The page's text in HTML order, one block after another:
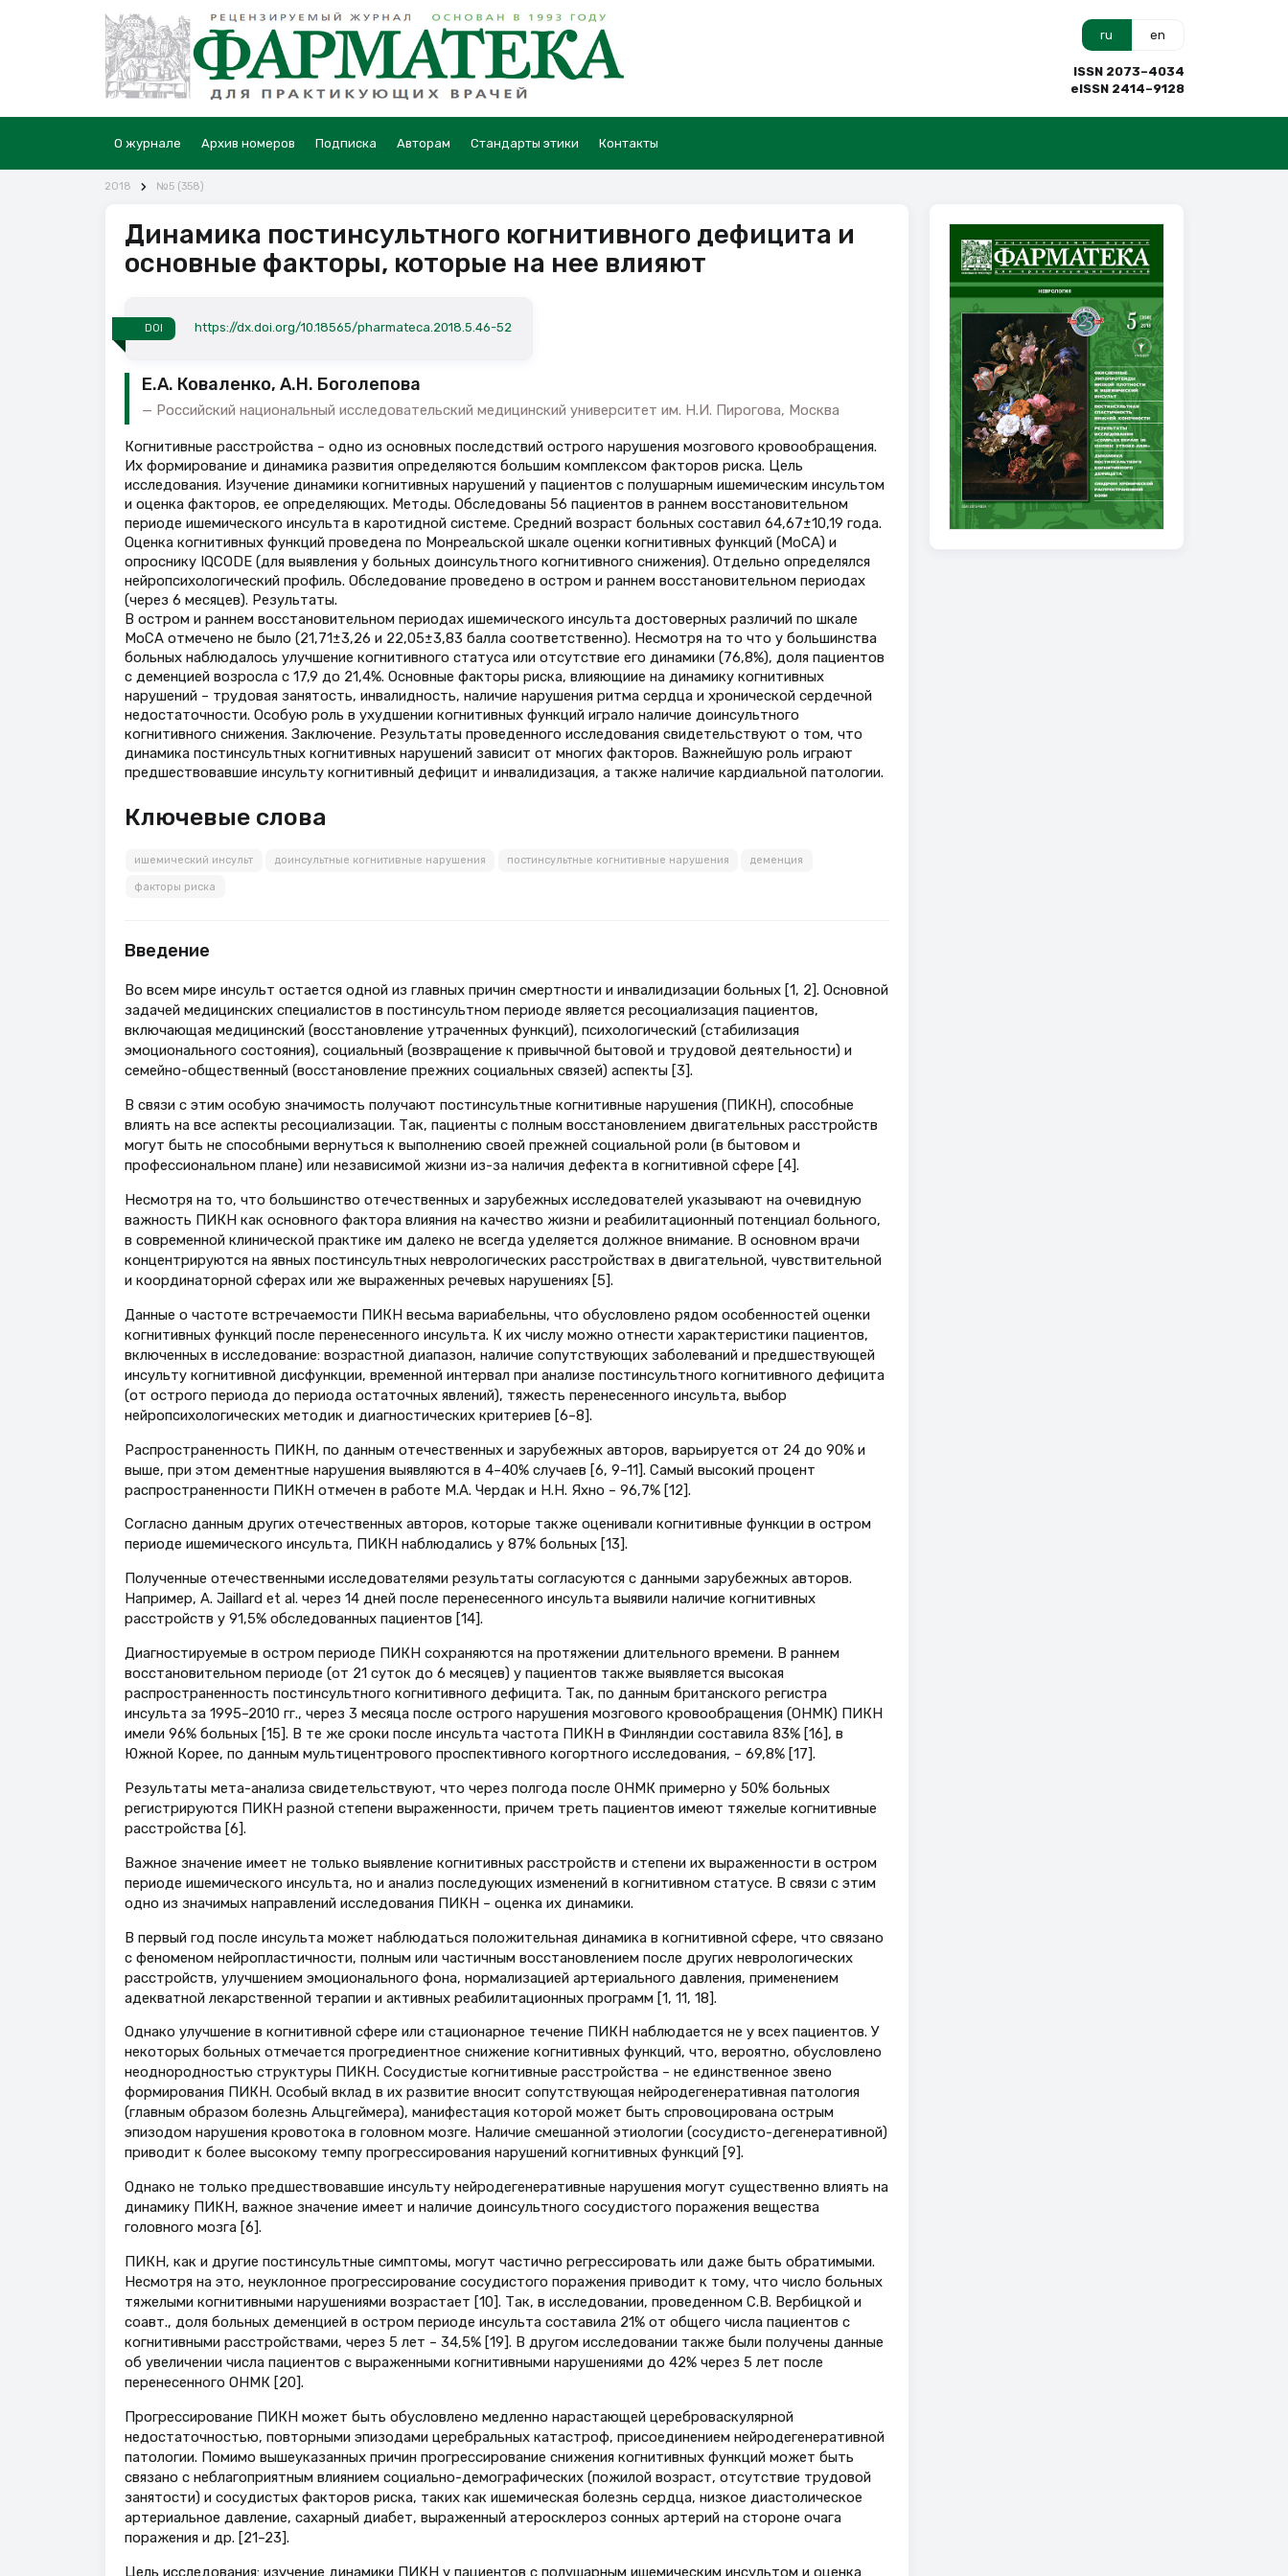
ru en
ISSN 2073–4034
eISSN 2414–9128
О журнале Архив номеров Подписка Авторам Стандарты этики Контакты
2018 №5 (358)
Динамика постинсультного когнитивного дефицита и
основные факторы, которые на нее влияют
DOI https://dx.doi.org/10.18565/pharmateca.2018.5.46-52
Е.А. Коваленко, А.Н. Боголепова
Российский национальный исследовательский медицинский университет им. Н.И. Пирогова, Москва
Когнитивные расстройства – одно из основных последствий острого нарушения мозгового кровообращения.
Их формирование и динамика развития определяются большим комплексом факторов риска. Цель
исследования. Изучение динамики когнитивных нарушений у пациентов с полушарным ишемическим инсультом
и оценка факторов, ее определяющих. Методы. Обследованы 56 пациентов в раннем восстановительном
периоде ишемического инсульта в каротидной системе. Средний возраст больных составил 64,67±10,19 года.
Оценка когнитивных функций проведена по Монреальской шкале оценки когнитивных функций (MoCA) и
опроснику IQCODE (для выявления у больных доинсультного когнитивного снижения). Отдельно определялся
нейропсихологический профиль. Обследование проведено в остром и раннем восстановительном периодах
(через 6 месяцев). Результаты.
В остром и раннем восстановительном периодах ишемического инсульта достоверных различий по шкале
MoCA отмечено не было (21,71±3,26 и 22,05±3,83 балла соответственно). Несмотря на то что у большинства
больных наблюдалось улучшение когнитивного статуса или отсутствие его динамики (76,8%), доля пациентов
с деменцией возросла с 17,9 до 21,4%. Основные факторы риска, влияющиие на динамику когнитивных
нарушений – трудовая занятость, инвалидность, наличие нарушения ритма сердца и хронической сердечной
недостаточности. Особую роль в ухудшении когнитивных функций играло наличие доинсультного
когнитивного снижения. Заключение. Результаты проведенного исследования свидетельствуют о том, что
динамика постинсультных когнитивных нарушений зависит от многих факторов. Важнейшую роль играют
предшествовавшие инсульту когнитивный дефицит и инвалидизация, а также наличие кардиальной патологии.
Ключевые слова
ишемический инсульт доинсультные когнитивные нарушения постинсультные когнитивные нарушения деменция
факторы риска
Введение
Во всем мире инсульт остается одной из главных причин смертности и инвалидизации больных [1, 2]. Основной
задачей медицинских специалистов в постинсультном периоде является ресоциализация пациентов,
включающая медицинский (восстановление утраченных функций), психологический (стабилизация
эмоционального состояния), социальный (возвращение к привычной бытовой и трудовой деятельности) и
семейно-общественный (восстановление прежних социальных связей) аспекты [3].
В связи с этим особую значимость получают постинсультные когнитивные нарушения (ПИКН), способные
влиять на все аспекты ресоциализации. Так, пациенты с полным восстановлением двигательных расстройств
могут быть не способными вернуться к выполнению своей прежней социальной роли (в бытовом и
профессиональном плане) или независимой жизни из-за наличия дефекта в когнитивной сфере [4].
Несмотря на то, что большинство отечественных и зарубежных исследователей указывают на очевидную
важность ПИКН как основного фактора влияния на качество жизни и реабилитационный потенциал больного,
в современной клинической практике им далеко не всегда уделяется должное внимание. В основном врачи
концентрируются на явных постинсультных неврологических расстройствах в двигательной, чувствительной
и координаторной сферах или же выраженных речевых нарушениях [5].
Данные о частоте встречаемости ПИКН весьма вариабельны, что обусловлено рядом особенностей оценки
когнитивных функций после перенесенного инсульта. К их числу можно отнести характеристики пациентов,
включенных в исследование: возрастной диапазон, наличие сопутствующих заболеваний и предшествующей
инсульту когнитивной дисфункции, временной интервал при анализе постинсультного когнитивного дефицита
(от острого периода до периода остаточных явлений), тяжесть перенесенного инсульта, выбор
нейропсихологических методик и диагностических критериев [6–8].
Распространенность ПИКН, по данным отечественных и зарубежных авторов, варьируется от 24 до 90% и
выше, при этом дементные нарушения выявляются в 4–40% случаев [6, 9–11]. Самый высокий процент
распространенности ПИКН отмечен в работе М.А. Чердак и Н.Н. Яхно – 96,7% [12].
Согласно данным других отечественных авторов, которые также оценивали когнитивные функции в остром
периоде ишемического инсульта, ПИКН наблюдались у 87% больных [13].
Полученные отечественными исследователями результаты согласуются с данными зарубежных авторов.
Например, А. Jaillard et al. через 14 дней после перенесенного инсульта выявили наличие когнитивных
расстройств у 91,5% обследованных пациентов [14].
Диагностируемые в остром периоде ПИКН сохраняются на протяжении длительного времени. В раннем
восстановительном периоде (от 21 суток до 6 месяцев) у пациентов также выявляется высокая
распространенность постинсультного когнитивного дефицита. Так, по данным британского регистра
инсульта за 1995–2010 гг., через 3 месяца после острого нарушения мозгового кровообращения (ОНМК) ПИКН
имели 96% больных [15]. В те же сроки после инсульта частота ПИКН в Финляндии составила 83% [16], в
Южной Корее, по данным мультицентрового проспективного когортного исследования, – 69,8% [17].
Результаты мета-анализа свидетельствуют, что через полгода после ОНМК примерно у 50% больных
регистрируются ПИКН разной степени выраженности, причем треть пациентов имеют тяжелые когнитивные
расстройства [6].
Важное значение имеет не только выявление когнитивных расстройств и степени их выраженности в остром
периоде ишемического инсульта, но и анализ последующих изменений в когнитивном статусе. В связи с этим
одно из значимых направлений исследования ПИКН – оценка их динамики.
В первый год после инсульта может наблюдаться положительная динамика в когнитивной сфере, что связано
с феноменом нейропластичности, полным или частичным восстановлением после других неврологических
расстройств, улучшением эмоционального фона, нормализацией артериального давления, применением
адекватной лекарственной терапии и активных реабилитационных программ [1, 11, 18].
Однако улучшение в когнитивной сфере или стационарное течение ПИКН наблюдается не у всех пациентов. У
некоторых больных отмечается прогредиентное снижение когнитивных функций, что, вероятно, обусловлено
неоднородностью структуры ПИКН. Сосудистые когнитивные расстройства – не единственное звено
формирования ПИКН. Особый вклад в их развитие вносит сопутствующая нейродегенеративная патология
(главным образом болезнь Альцгеймера), манифестация которой может быть спровоцирована острым
эпизодом нарушения кровотока в головном мозге. Наличие смешанной этиологии (сосудисто-дегенеративной)
приводит к более высокому темпу прогрессирования нарушений когнитивных функций [9].
Однако не только предшествовавшие инсульту нейродегенеративные нарушения могут существенно влиять на
динамику ПИКН, важное значение имеет и наличие доинсультного сосудистого поражения вещества
головного мозга [6].
ПИКН, как и другие постинсультные симптомы, могут частично регрессировать или даже быть обратимыми.
Несмотря на это, неуклонное прогрессирование сосудистого поражения приводит к тому, что число больных
тяжелыми когнитивными нарушениями возрастает [10]. Так, в исследовании, проведенном С.В. Вербицкой и
соавт., доля больных деменцией в остром периоде инсульта составила 21% от общего числа пациентов с
когнитивными расстройствами, через 5 лет – 34,5% [19]. В другом исследовании также были получены данные
об увеличении числа пациентов с выраженными когнитивными нарушениями до 42% через 5 лет после
перенесенного ОНМК [20].
Прогрессирование ПИКН может быть обусловлено медленно нарастающей цереброваскулярной
недостаточностью, повторными эпизодами церебральных катастроф, присоединением нейродегенеративной
патологии. Помимо вышеуказанных причин прогрессирование снижения когнитивных функций может быть
связано с неблагоприятным влиянием социально-демографических (пожилой возраст, отсутствие трудовой
занятости) и сосудистых факторов риска, таких как ишемическая болезнь сердца, низкое диастолическое
артериальное давление, сахарный диабет, выраженный атеросклероз сонных артерий на стороне очага
поражения и др. [21–23].
Цель исследования: изучение динамики ПИКН у пациентов с полушарным ишемическим инсультом и оценка